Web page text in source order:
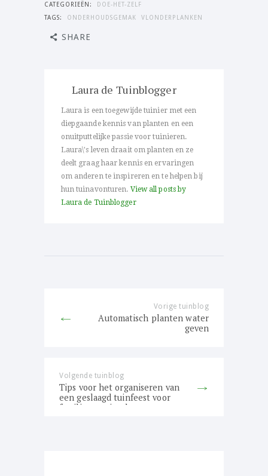
CATEGORIEËN:
DOE-HET-ZELF
TAGS:
ONDERHOUDSGEMAK VLONDERPLANKEN
SHARE
Laura de Tuinblogger
Laura is een toegewijde tuinier met een
diepgaande kennis van planten en een
onuitputtelijke passie voor tuinieren.
Laura\'s leven draait om planten en ze
deelt graag haar kennis en ervaringen
om anderen te inspireren en te helpen bij
hun tuinavonturen. View all posts by
Laura de Tuinblogger
Vorige tuinblog
Automatisch planten water
geven
Volgende tuinblog
post:
Tips voor het organiseren van
een geslaagd tuinfeest voor
familie en vrienden